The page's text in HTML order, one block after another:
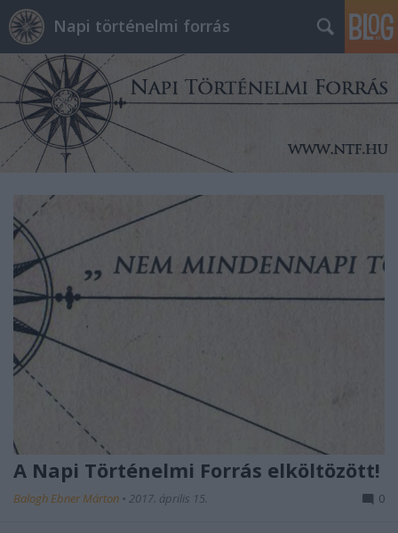
Napi történelmi forrás
A Napi Történelmi Forrás elköltözött!
Balogh Ebner Márton • 2017. április 15. 0